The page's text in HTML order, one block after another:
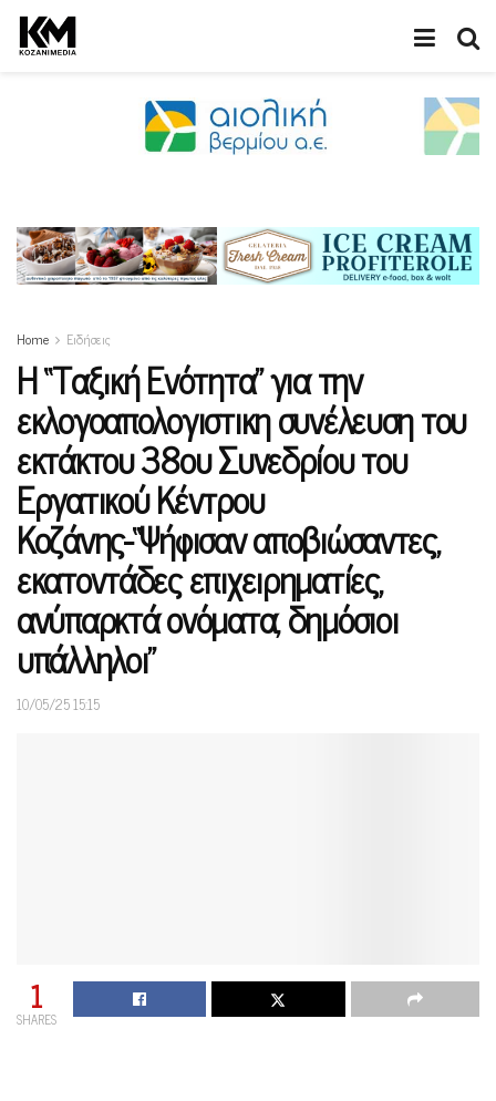
Home Ειδήσεις
Η “Ταξική Ενότητα” για την
εκλογοαπολογιστικη συνέλευση του
εκτάκτου 38ου Συνεδρίου του
Εργατικού Κέντρου
Κοζάνης-“Ψήφισαν αποβιώσαντες,
εκατοντάδες επιχειρηματίες,
ανύπαρκτά ονόματα, δημόσιοι
υπάλληλοι”
10/05/25 15:15
1
SHARES